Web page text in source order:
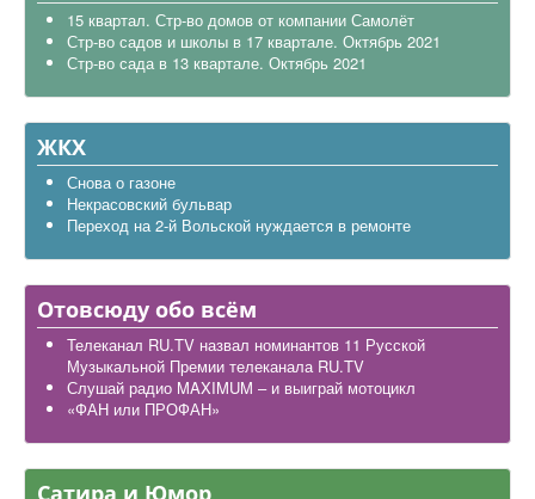
Общая
В районе
Строительство
Транспорт
Экология
Политика
Офицеры России
Дела школьные
Карта района
15 квартал. Стр-во домов от компании Самолёт
Стр-во садов и школы в 17 квартале. Октябрь 2021
Стр-во сада в 13 квартале. Октябрь 2021
ЖКХ
Снова о газоне
Некрасовский бульвар
Переход на 2-й Вольской нуждается в ремонте
Отовсюду обо всём
Телеканал RU.TV назвал номинантов 11 Русской
Музыкальной Премии телеканала RU.TV
Слушай радио MAXIMUM – и выиграй мотоцикл
«ФАН или ПРОФАН»
Сатира и Юмор